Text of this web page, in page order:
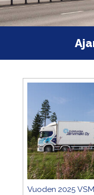
Vuoden 2025